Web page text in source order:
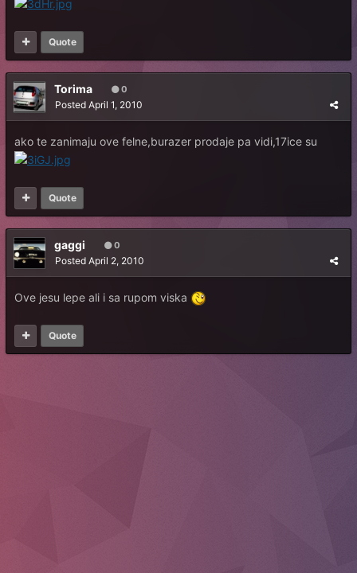
Quote
Torima 0
Posted April 1, 2010
ako te zanimaju ove felne,burazer prodaje pa vidi,17ice su
Quote
gaggi 0
Posted April 2, 2010
Ove jesu lepe ali i sa rupom viska
Quote